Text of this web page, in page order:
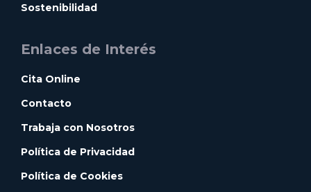
Sostenibilidad
Enlaces de Interés
Cita Online
Contacto
Trabaja con Nosotros
Política de Privacidad
Política de Cookies